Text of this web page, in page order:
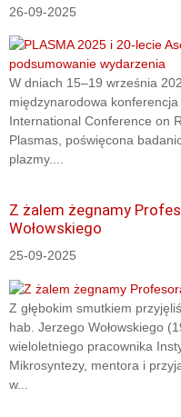
26-09-2025
W dniach 15–19 września
międzynarodowa
International Conference on
Plasmas, poświęcona
plazmy....
Z żalem żegnamy
Wołowskiego
25-09-2025
Z głębokim smutkiem
hab. Jerzego Wołowskiego
wieloletniego pracownika
Mikrosyntezy, mentora i
w...